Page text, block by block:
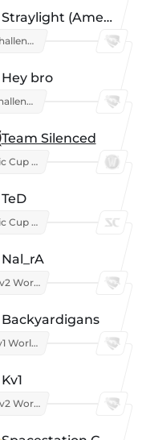
Straylight (American team)
Bell Esports Challenge 2026
Hey bro
Bell Esports Challenge 2026
Team Silenced
Blizzard Classic Cup 2026
TeD
Blizzard Classic Cup 2026
Nal_rA
RLCS 2026 - 2v2 World Championship
Backyardigans
RLCS 2026 - 1v1 World Championship
Kv1
RLCS 2026 - 2v2 World Championship